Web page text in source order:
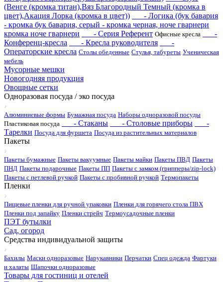
(Венге (кромка титан),Вяз Благородный Темный (кромка в
цвет),Акация Лорка (кромка в цвет))
- Логика (бук бавария
- кромка бук бавария, серый - кромка черная, ноче гварнери
кромка ноче гварнери
- Серия Референт Офисные кресла
-
Конференц-кресла
- Кресла руководителя
-
Операторские кресла Столы обеденные Стулья, табуреты Ученическая
мебель
Мусорные мешки
Новогодняя продукция
Овощные сетки
Одноразовая посуда / эко посуда
Алюминиевые формы Бумажная посуда Наборы одноразовой посуды
Пластиковая посуда
- Стаканы - Столовые приборы
-
Тарелки Посуда для фуршета Посуда из растительных материалов
Пакеты
Пакеты бумажные Пакеты вакуумные Пакеты майки Пакеты ПВД Пакеты
ПНД Пакеты подарочные Пакеты ПП Пакеты с замком (грипперы/zip-lock)
Пакеты с петлевой ручкой Пакеты с пробивной ручкой Термопакеты
Пленки
Пищевые пленки для ручной упаковки Пленки для горячего стола ПВХ
Пленки под запайку Пленки стрейч Термоусадочные пленки
ПЭТ бутылки
Сад, огород
Средства индивидуальной защиты
Бахилы Маски одноразовые Нарукавники Перчатки Спец одежда Фартуки
и халаты Шапочки одноразовые
Товары для гостиниц и отелей